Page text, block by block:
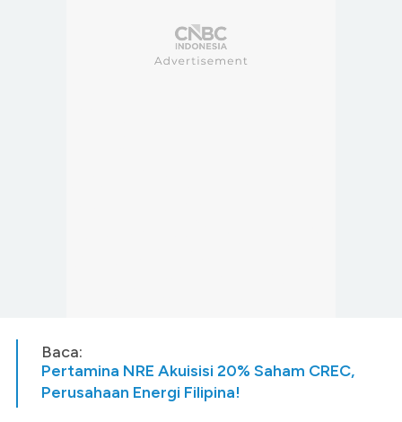
Baca:
Pertamina NRE Akuisisi 20% Saham CREC,
Perusahaan Energi Filipina!